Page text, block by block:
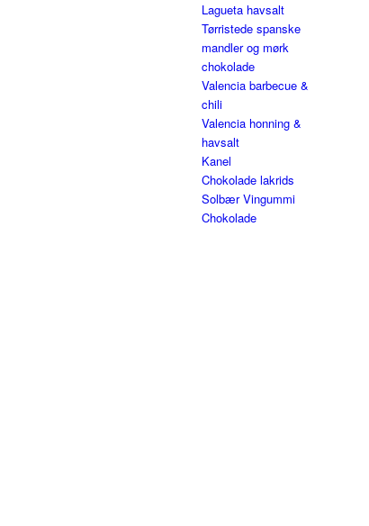
Lagueta havsalt
Tørristede spanske
mandler og mørk
chokolade
Valencia barbecue &
chili
Valencia honning &
havsalt
Kanel
Chokolade lakrids
Solbær Vingummi
Chokolade